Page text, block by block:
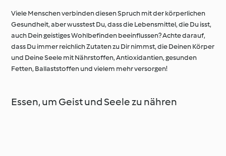
Viele Menschen verbinden diesen Spruch mit der körperlichen
Gesundheit, aber wusstest Du, dass die Lebensmittel, die Du isst,
auch Dein geistiges Wohlbefinden beeinflussen? Achte darauf,
dass Du immer reichlich Zutaten zu Dir nimmst, die Deinen Körper
und Deine Seele mit Nährstoffen, Antioxidantien, gesunden
Fetten, Ballaststoffen und vielem mehr versorgen!
Essen, um Geist und Seele zu nähren